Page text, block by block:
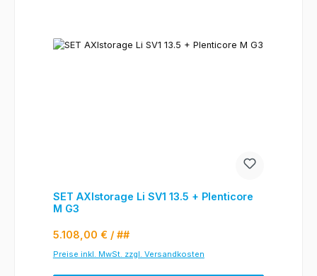
SET AXIstorage Li SV1 13.5 + Plenticore
M G3
Regulärer Preis:
5.108,00 € / ##
Preise inkl. MwSt. zzgl. Versandkosten